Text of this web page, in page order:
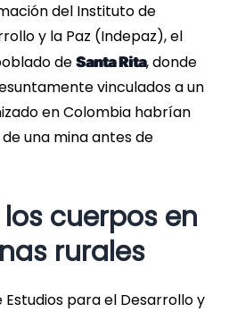
del Instituto de
y la Paz (Indepaz), el
deSanta Rita, donde
vinculados a un
en Colombia habrían
una mina antes de
cuerpos en
rurales
para el Desarrollo y